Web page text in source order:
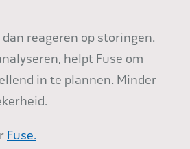
reageren op storingen.
helpt Fuse om
in te plannen. Minder
Fuse.